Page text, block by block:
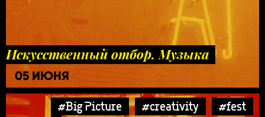
Искусственный отбор. Музыка
05 ИЮНЯ
#Big Picture #creativity #fest